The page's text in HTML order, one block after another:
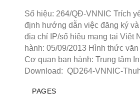
Số hiệu: 264/QĐ-VNNIC Trích
định hướng dẫn việc đăng ký
địa chỉ IP/số hiệu mạng tại Việt
hành: 05/09/2013 Hình thức
Cơ quan ban hành: Trung tâm
Download: QD264-VNNIC-
PAGES